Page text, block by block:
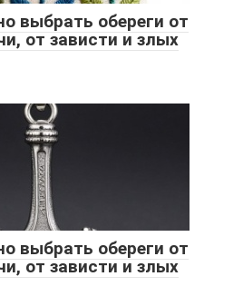
выбрать обереги от
от зависти и злых
выбрать обереги от
от зависти и злых